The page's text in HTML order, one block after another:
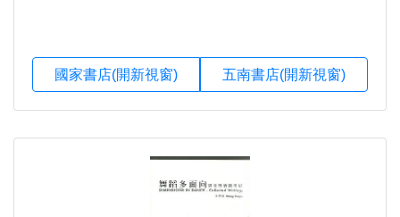
國家書店(開新視窗) 五南書店(開新視窗)